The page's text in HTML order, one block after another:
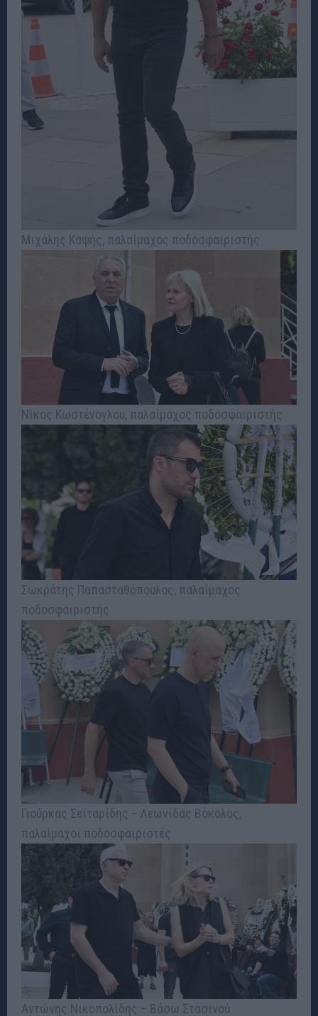
Μιχάλης Καψής, παλαίμαχος ποδοσφαιριστής
Νίκος Κωστένογλου, παλαίμαχος ποδοσφαιριστής
Σωκράτης Παπασταθόπουλος, παλαίμαχος
ποδοσφαιριστής
Γιούρκας Σεϊταρίδης – Λεωνίδας Βόκολος,
παλαίμαχοι ποδοσφαιριστές
Αντώνης Νικοπολίδης – Βάσω Στασινού